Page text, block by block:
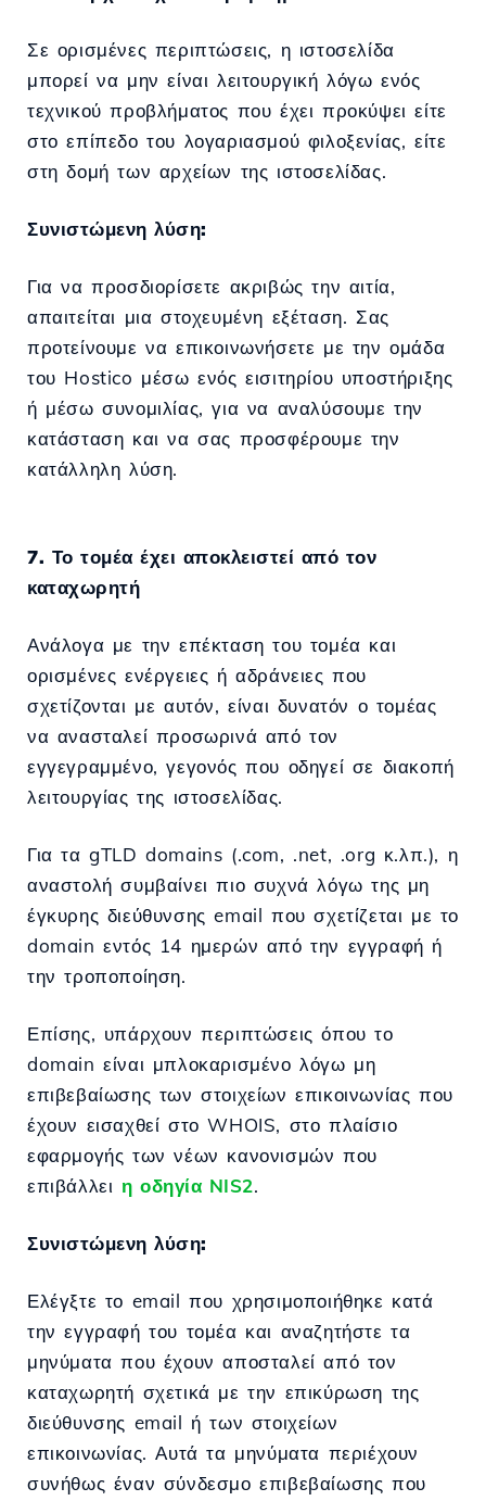
Σε ορισμένες περιπτώσεις, η ιστοσελίδα
μπορεί να μην είναι λειτουργική λόγω ενός
τεχνικού προβλήματος που έχει προκύψει είτε
στο επίπεδο του λογαριασμού φιλοξενίας, είτε
στη δομή των αρχείων της ιστοσελίδας.
Συνιστώμενη λύση:
Για να προσδιορίσετε ακριβώς την αιτία,
απαιτείται μια στοχευμένη εξέταση. Σας
προτείνουμε να επικοινωνήσετε με την ομάδα
του Hostico μέσω ενός εισιτηρίου υποστήριξης
ή μέσω συνομιλίας, για να αναλύσουμε την
κατάσταση και να σας προσφέρουμε την
κατάλληλη λύση.
7. Το τομέα έχει αποκλειστεί από τον
καταχωρητή
Ανάλογα με την επέκταση του τομέα και
ορισμένες ενέργειες ή αδράνειες που
σχετίζονται με αυτόν, είναι δυνατόν ο τομέας
να ανασταλεί προσωρινά από τον
εγγεγραμμένο, γεγονός που οδηγεί σε διακοπή
λειτουργίας της ιστοσελίδας.
Για τα gTLD domains (.com, .net, .org κ.λπ.), η
αναστολή συμβαίνει πιο συχνά λόγω της μη
έγκυρης διεύθυνσης email που σχετίζεται με το
domain εντός 14 ημερών από την εγγραφή ή
την τροποποίηση.
Επίσης, υπάρχουν περιπτώσεις όπου το
domain είναι μπλοκαρισμένο λόγω μη
επιβεβαίωσης των στοιχείων επικοινωνίας που
έχουν εισαχθεί στο WHOIS, στο πλαίσιο
εφαρμογής των νέων κανονισμών που
επιβάλλει η οδηγία NIS2.
Συνιστώμενη λύση:
Ελέγξτε το email που χρησιμοποιήθηκε κατά
την εγγραφή του τομέα και αναζητήστε τα
μηνύματα που έχουν αποσταλεί από τον
καταχωρητή σχετικά με την επικύρωση της
διεύθυνσης email ή των στοιχείων
επικοινωνίας. Αυτά τα μηνύματα περιέχουν
συνήθως έναν σύνδεσμο επιβεβαίωσης που